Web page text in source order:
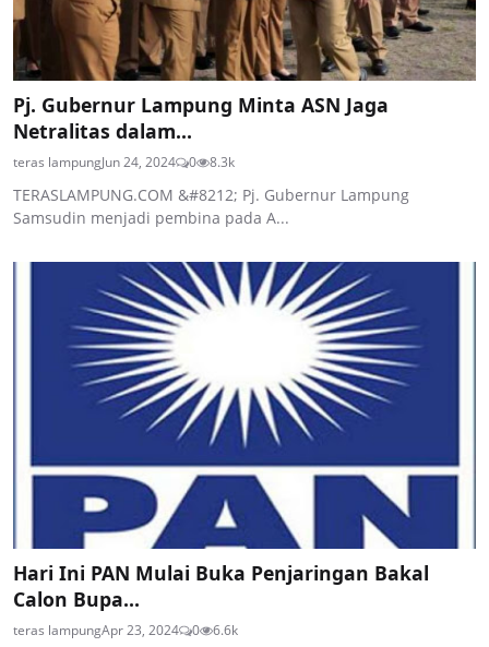
Pj. Gubernur Lampung Minta ASN Jaga
Netralitas dalam...
teras lampungJun 24, 2024 0 8.3k
TERASLAMPUNG.COM &#8212; Pj. Gubernur Lampung
Samsudin menjadi pembina pada A...
Hari Ini PAN Mulai Buka Penjaringan Bakal
Calon Bupa...
teras lampungApr 23, 2024 0 6.6k